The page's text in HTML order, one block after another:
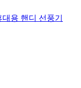
용 핸디 선풍기